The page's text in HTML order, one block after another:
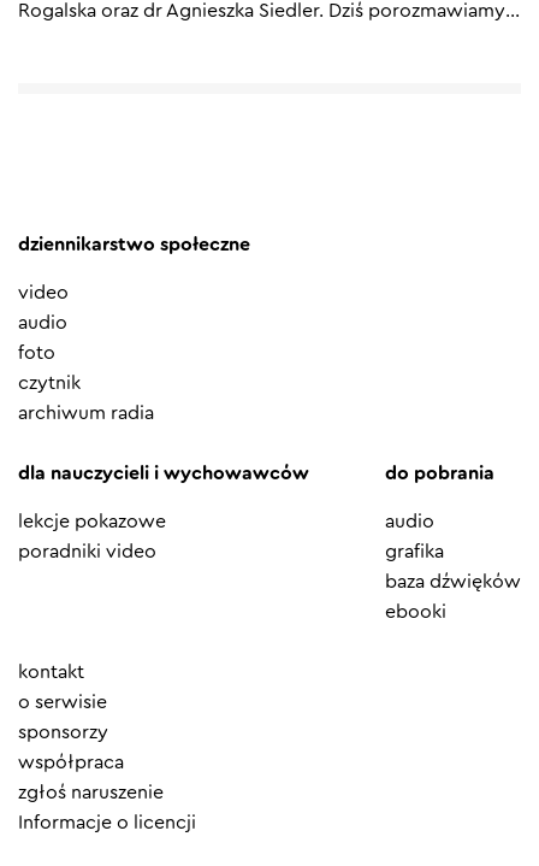
Rogalska oraz dr Agnieszka Siedler. Dziś porozmawiamy…
dziennikarstwo społeczne
video
audio
foto
czytnik
archiwum radia
dla nauczycieli i wychowawców
lekcje pokazowe
poradniki video
do pobrania
audio
grafika
baza dźwięków
ebooki
Element
menu
kontakt
o serwisie
sponsorzy
współpraca
zgłoś naruszenie
Informacje o licencji